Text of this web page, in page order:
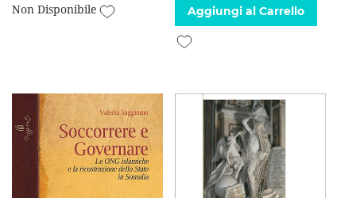
Non Disponibile Aggiungi alla lista desideri
Aggiungi al Carrello
Aggiungi alla lista desideri